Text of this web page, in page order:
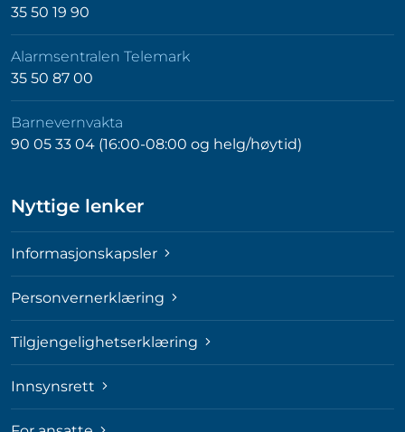
35 50 19 90
Alarmsentralen Telemark
35 50 87 00
Barnevernvakta
90 05 33 04 (16:00-08:00 og helg/høytid)
Nyttige lenker
Informasjonskapsler
Personvernerklæring
Tilgjengelighetserklæring
Innsynsrett